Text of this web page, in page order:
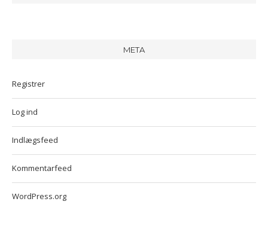
META
Registrer
Log ind
Indlægsfeed
Kommentarfeed
WordPress.org